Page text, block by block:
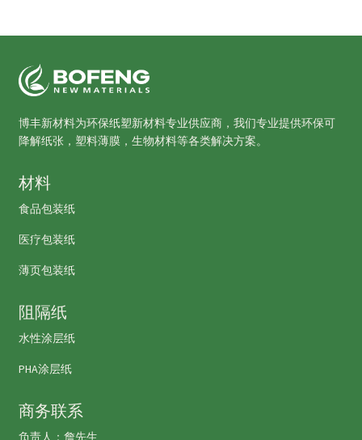
博丰新材料为环保纸塑新材料专业供应商，我们专业提供环保可
降解纸张，塑料薄膜，生物材料等各类解决方案。
材料
食品包装纸
医疗包装纸
薄页包装纸
阻隔纸
水性涂层纸
PHA涂层纸
商务联系
负责人：詹先生